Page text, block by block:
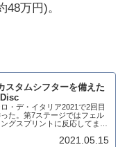
万円)。
スタムシフターを備えた
・デ・イタリア2021で2回目
た。第7ステージではフェル
グスプリントに反応してまく
かに上がっている難...2021.05.15